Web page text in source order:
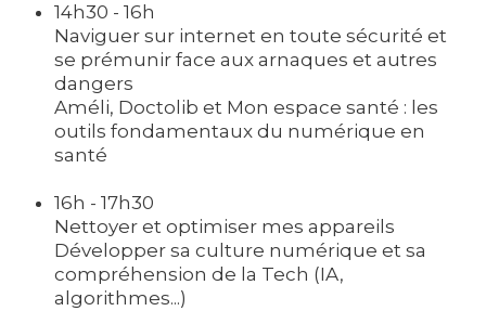
14h30 - 16h
Naviguer sur internet en toute sécurité et
se prémunir face aux arnaques et autres
dangers
Améli, Doctolib et Mon espace santé : les
outils fondamentaux du numérique en
santé
16h - 17h30
Nettoyer et optimiser mes appareils
Développer sa culture numérique et sa
compréhension de la Tech (IA,
algorithmes...)